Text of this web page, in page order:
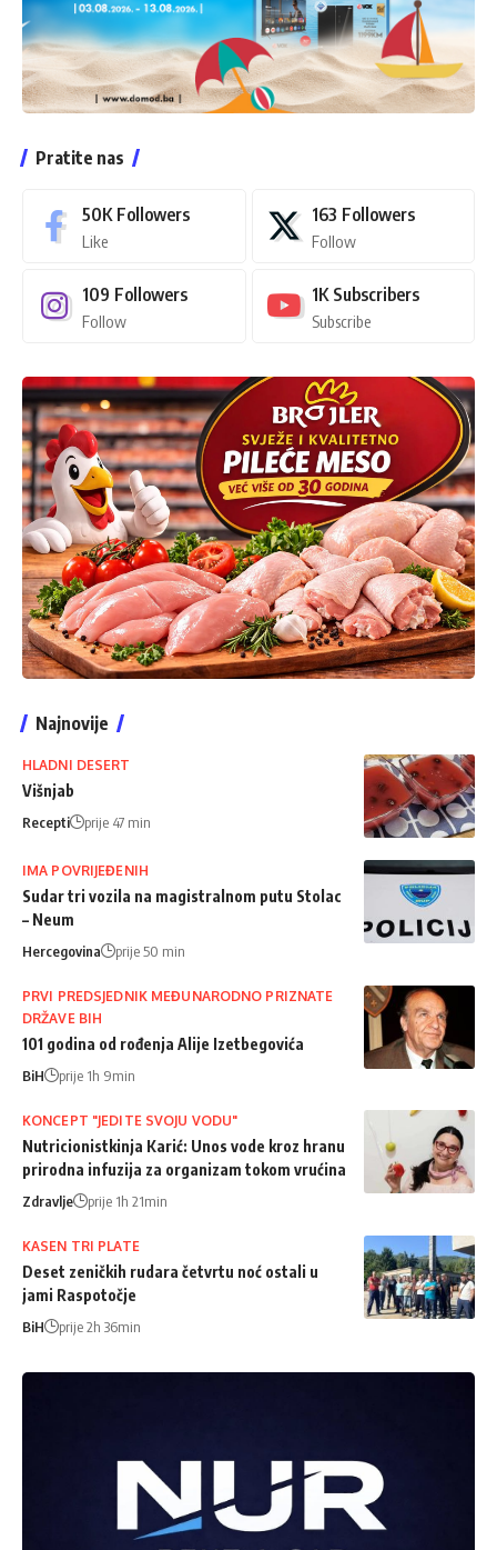
Pratite nas
50K Followers
Like
163 Followers
Follow
109 Followers
Follow
1K Subscribers
Subscribe
Najnovije
HLADNI DESERT
Višnjab
Recepti prije 47 min
IMA POVRIJEĐENIH
Sudar tri vozila na magistralnom putu Stolac
– Neum
Hercegovina prije 50 min
PRVI PREDSJEDNIK MEĐUNARODNO PRIZNATE
DRŽAVE BIH
101 godina od rođenja Alije Izetbegovića
BiH prije 1h 9min
KONCEPT "JEDITE SVOJU VODU"
Nutricionistkinja Karić: Unos vode kroz hranu
prirodna infuzija za organizam tokom vrućina
Zdravlje prije 1h 21min
KASEN TRI PLATE
Deset zeničkih rudara četvrtu noć ostali u
jami Raspotočje
BiH prije 2h 36min